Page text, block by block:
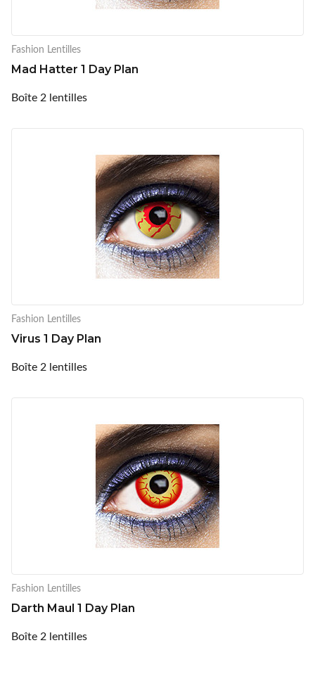
Fashion Lentilles
Mad Hatter 1 Day Plan
Boîte 2 lentilles
Fashion Lentilles
Virus 1 Day Plan
Boîte 2 lentilles
Fashion Lentilles
Darth Maul 1 Day Plan
Boîte 2 lentilles